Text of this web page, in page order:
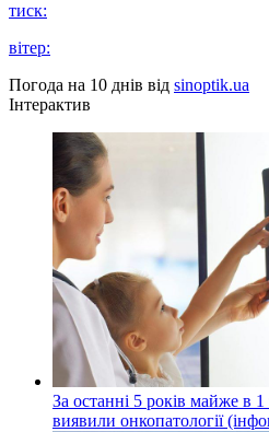
тиск:
вітер:
Погода на 10 днів від sinoptik.ua
Інтерактив
За останні 5 років майже в
виявили онкопатології